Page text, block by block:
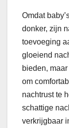
Omdat
donker, zijn
toevoeging
gloeiend
bieden,
om
nachtrust te
schattige
verkrijgbaar